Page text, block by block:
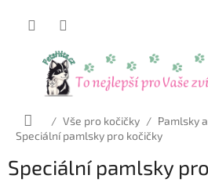
Domů
/ Vše pro kočičky / Pamlsky
Speciální pamlsky pro kočičky
Speciální pamlsky